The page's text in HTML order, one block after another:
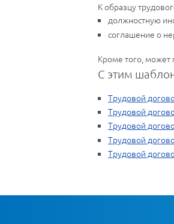
К образцу
должностную
соглашение о
Кроме того, может
С этим
Трудовой
Трудовой
Трудовой
Трудовой
Трудовой